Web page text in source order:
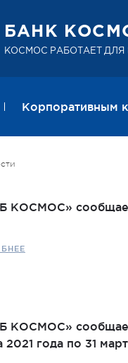
БАНК
КОСМОС РАБОТАЕТ ДЛЯ
Корпоративным
КОСМОС» сообщает
КОСМОС» сообщает
2021 года по 31